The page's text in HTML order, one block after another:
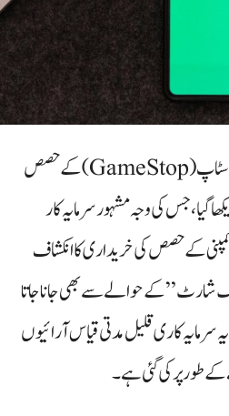
امریکی اسٹاک مارکیٹ میں گیم اسٹاپ (GameStop) کے حصص
گیا، جس کی وجہ مشہور سرمایہ کار
کے حصص کی خریداری کا انکشاف
کے حوالے سے بھی جانا جاتا
کاری قلیل مدتی قیاس آرائیوں
طور پر کی گئی ہے۔